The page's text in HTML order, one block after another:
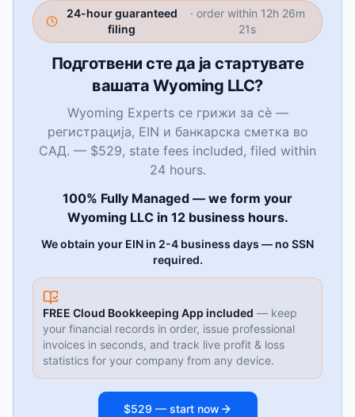
24-hour guaranteed
filing
· order within 12h 26m
20s
Подготвени сте да ја стартувате
вашата Wyoming LLC?
Wyoming Experts се грижи за сè —
регистрација, EIN и банкарска сметка во
САД. — $529, state fees included, filed within
24 hours.
100% Fully Managed — we form your
Wyoming LLC in 12 business hours.
We obtain your EIN in 2-4 business days — no SSN
required.
FREE Cloud Bookkeeping App included — keep
your financial records in order, issue professional
invoices in seconds, and track live profit & loss
statistics for your company from any device.
$529 — start now